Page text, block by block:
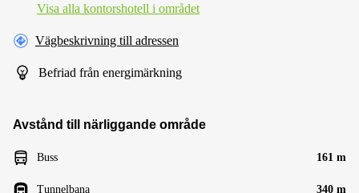
Visa alla kontorshotell i området
Vägbeskrivning till adressen
Befriad från energimärkning
Avstånd till närliggande område
Buss 161 m
Tunnelbana 340 m